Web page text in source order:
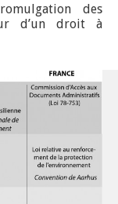
des
d’un droit à